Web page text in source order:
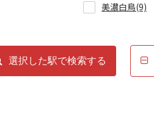
美濃白鳥(9)
選択した駅で検索する